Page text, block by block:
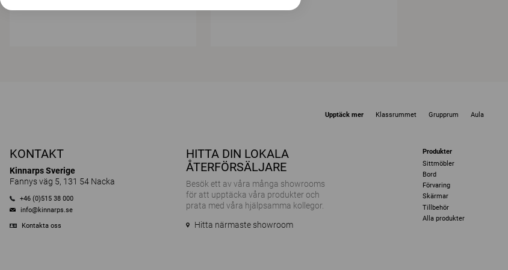
Upptäck mer Klassrummet Grupprum Aula
KONTAKT
Kinnarps Sverige
Fannys väg 5, 131 54 Nacka
+46 (0)515 38 000
info@kinnarps.se
Kontakta oss
HITTA DIN LOKALA
ÅTERFÖRSÄLJARE
Besök ett av våra många showrooms
för att upptäcka våra produkter och
prata med våra hjälpsamma kollegor.
Hitta närmaste showroom
Produkter
Sittmöbler
Bord
Förvaring
Skärmar
Tillbehör
Alla produkter